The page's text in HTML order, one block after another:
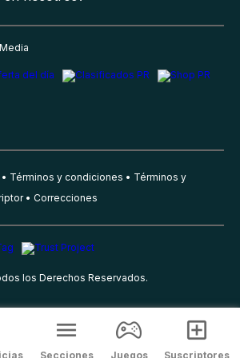
Términos y condiciones
Términos y
Correcciones
los Derechos Reservados.
Secciones Juegos Suscriptores